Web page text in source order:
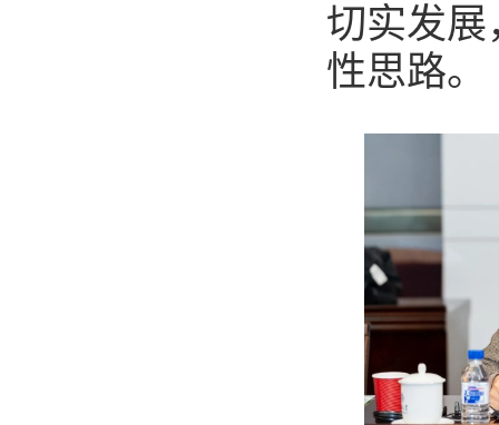
切实发
性思路。